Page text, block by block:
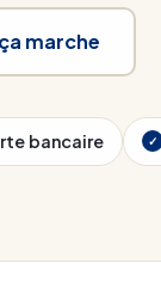
marche
bancaire ✓